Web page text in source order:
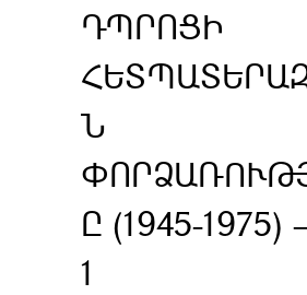
ԴՊՐՈՑԻ
Ն
Ը (1945-1975)
1